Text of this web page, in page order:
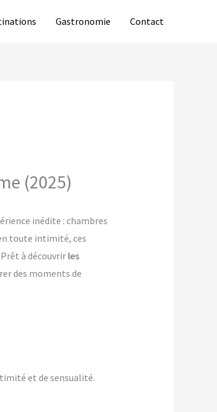
Gastronomie Contact
(2025)
inédite : chambres
toute intimité, ces
à découvrir les
des moments de
et de sensualité.